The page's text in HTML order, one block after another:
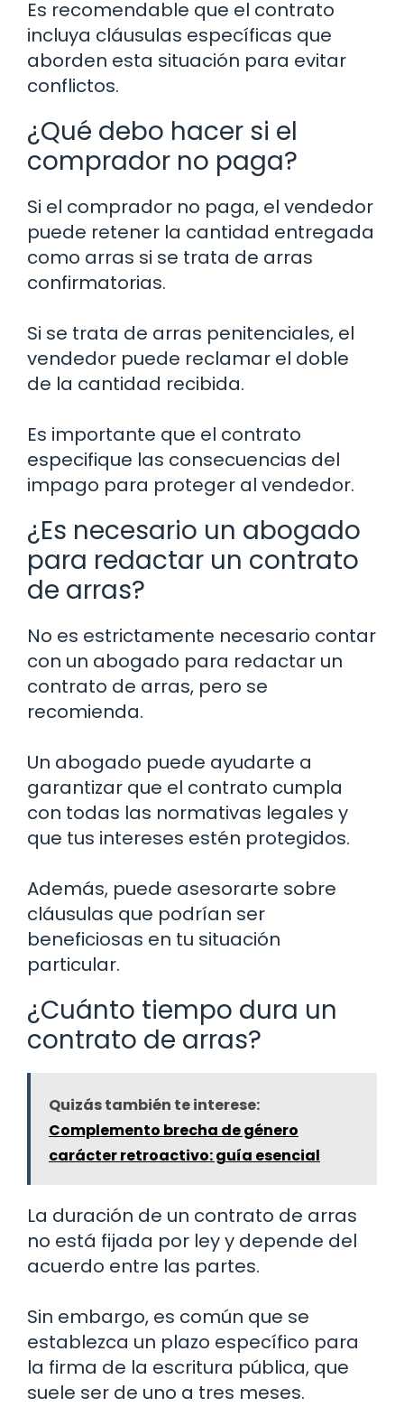
Es recomendable que el contrato
incluya cláusulas específicas que
aborden esta situación para evitar
conflictos.
¿Qué debo hacer si el
comprador no paga?
Si el comprador no paga, el vendedor
puede retener la cantidad entregada
como arras si se trata de arras
confirmatorias.
Si se trata de arras penitenciales, el
vendedor puede reclamar el doble
de la cantidad recibida.
Es importante que el contrato
especifique las consecuencias del
impago para proteger al vendedor.
¿Es necesario un abogado
para redactar un contrato
de arras?
No es estrictamente necesario contar
con un abogado para redactar un
contrato de arras, pero se
recomienda.
Un abogado puede ayudarte a
garantizar que el contrato cumpla
con todas las normativas legales y
que tus intereses estén protegidos.
Además, puede asesorarte sobre
cláusulas que podrían ser
beneficiosas en tu situación
particular.
¿Cuánto tiempo dura un
contrato de arras?
Quizás también te interese:
Complemento brecha de género
carácter retroactivo: guía esencial
La duración de un contrato de arras
no está fijada por ley y depende del
acuerdo entre las partes.
Sin embargo, es común que se
establezca un plazo específico para
la firma de la escritura pública, que
suele ser de uno a tres meses.